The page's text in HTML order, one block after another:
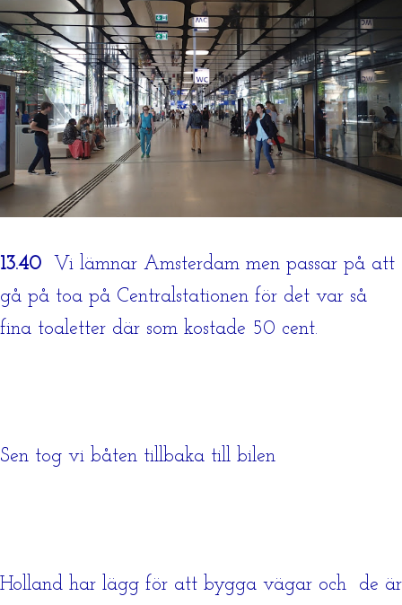
13.40 Vi lämnar Amsterdam men passar på att
gå på toa på Centralstationen för det var så
fina toaletter där som kostade 50 cent.
Sen tog vi båten tillbaka till bilen
Holland har lägg för att bygga vägar och de är